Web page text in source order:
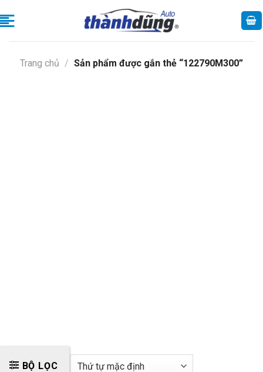
to
Trang chủ / Sản phẩm được gắn thẻ “122790M300”
BỘ LỌC